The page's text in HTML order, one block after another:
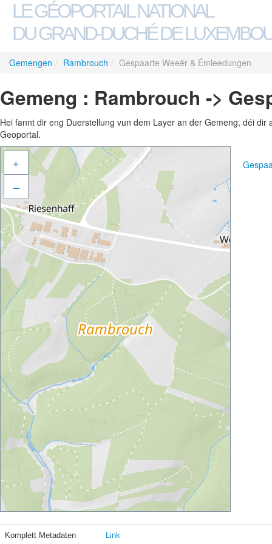
LE GÉOPORTAIL NATIONAL
DU GRAND-DUCHÉ DE
Gemengen / Rambrouch / Gespaarte Weeër & Ëmleedungen
Gemeng : Rambrouch ->
Hei fannt dir eng Duerstellung vun dem Layer an der Gemeng, déi
Geoportal.
+
–
Komplett Metadaten Link